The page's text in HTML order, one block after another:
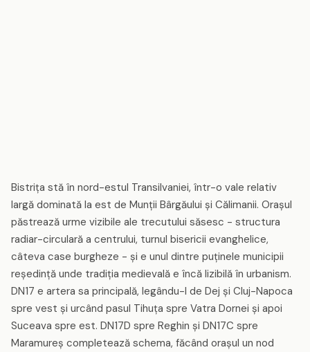
Bistrița stă în nord-estul Transilvaniei, într-o vale relativ
largă dominată la est de Munții Bârgăului și Călimanii. Orașul
păstrează urme vizibile ale trecutului săsesc - structura
radiar-circulară a centrului, turnul bisericii evanghelice,
câteva case burgheze - și e unul dintre puținele municipii
reședință unde tradiția medievală e încă lizibilă în urbanism.
DN17 e artera sa principală, legându-l de Dej și Cluj-Napoca
spre vest și urcând pasul Tihuța spre Vatra Dornei și apoi
Suceava spre est. DN17D spre Reghin și DN17C spre
Maramureș completează schema, făcând orașul un nod